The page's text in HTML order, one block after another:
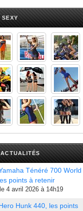
SEXY
Ténéré 700 World
points à retenir
4 avril 2026 à 14h19
Hunk 440, les points